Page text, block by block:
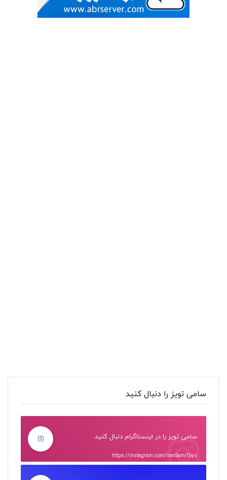
سامی تویز را دنبال کنید
سامی تویز را در اینستاگرام دنبال کنید
https://instagram.com/IranSamiToys